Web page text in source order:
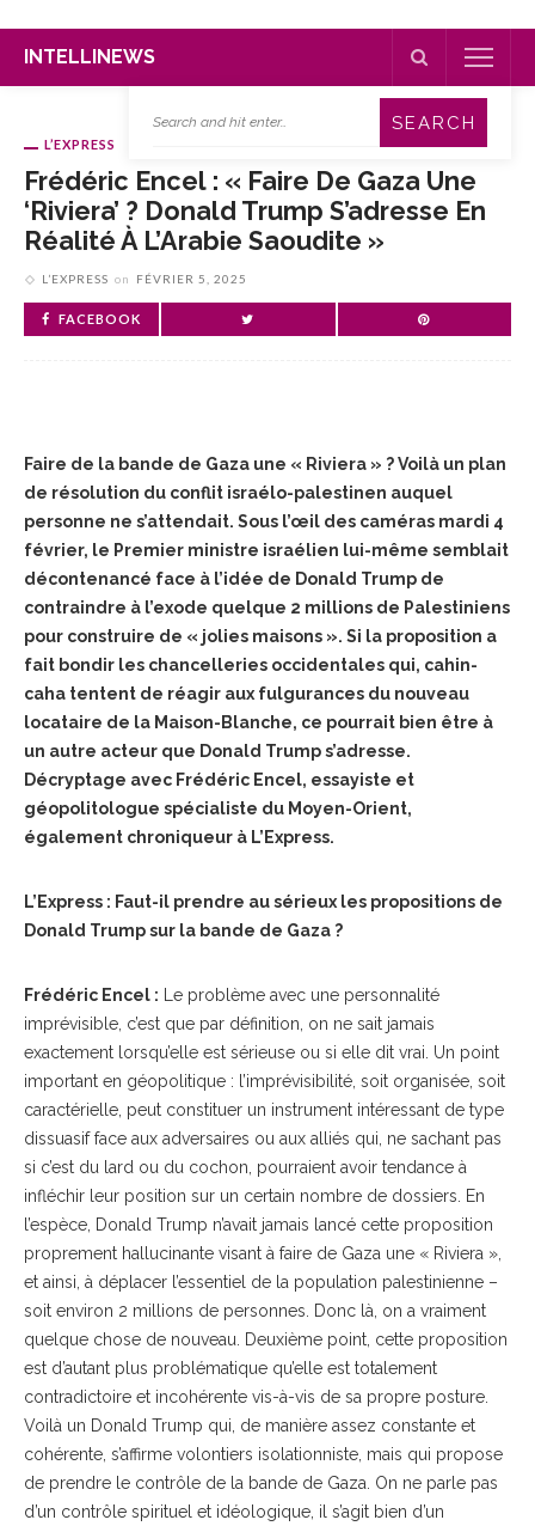
INTELLINEWS
L’EXPRESS
Frédéric Encel : « Faire De Gaza Une
‘Riviera’ ? Donald Trump S’adresse En
Réalité À L’Arabie Saoudite »
L’EXPRESS on FÉVRIER 5, 2025
FACEBOOK
Faire de la bande de Gaza une « Riviera » ? Voilà un plan
de résolution du conflit israélo-palestinen auquel
personne ne s’attendait. Sous l’œil des caméras mardi 4
février, le Premier ministre israélien lui-même semblait
décontenancé face à l’idée de Donald Trump de
contraindre à l’exode quelque 2 millions de Palestiniens
pour construire de « jolies maisons ». Si la proposition a
fait bondir les chancelleries occidentales qui, cahin-
caha tentent de réagir aux fulgurances du nouveau
locataire de la Maison-Blanche, ce pourrait bien être à
un autre acteur que Donald Trump s’adresse.
Décryptage avec Frédéric Encel, essayiste et
géopolitologue spécialiste du Moyen-Orient,
également chroniqueur à L’Express.
L’Express : Faut-il prendre au sérieux les propositions de
Donald Trump sur la bande de Gaza ?
Frédéric Encel : Le problème avec une personnalité
imprévisible, c’est que par définition, on ne sait jamais
exactement lorsqu’elle est sérieuse ou si elle dit vrai. Un point
important en géopolitique : l’imprévisibilité, soit organisée, soit
caractérielle, peut constituer un instrument intéressant de type
dissuasif face aux adversaires ou aux alliés qui, ne sachant pas
si c’est du lard ou du cochon, pourraient avoir tendance à
infléchir leur position sur un certain nombre de dossiers. En
l’espèce, Donald Trump n’avait jamais lancé cette proposition
proprement hallucinante visant à faire de Gaza une « Riviera »,
et ainsi, à déplacer l’essentiel de la population palestinienne –
soit environ 2 millions de personnes. Donc là, on a vraiment
quelque chose de nouveau. Deuxième point, cette proposition
est d’autant plus problématique qu’elle est totalement
contradictoire et incohérente vis-à-vis de sa propre posture.
Voilà un Donald Trump qui, de manière assez constante et
cohérente, s’affirme volontiers isolationniste, mais qui propose
de prendre le contrôle de la bande de Gaza. On ne parle pas
d’un contrôle spirituel et idéologique, il s’agit bien d’un